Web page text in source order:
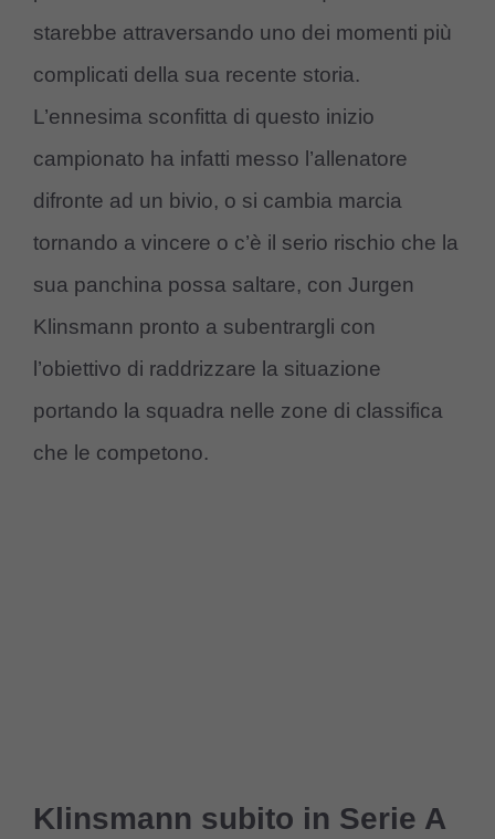
starebbe attraversando uno dei momenti più
complicati della sua recente storia.
L’ennesima sconfitta di questo inizio
campionato ha infatti messo l’allenatore
difronte ad un bivio, o si cambia marcia
tornando a vincere o c’è il serio rischio che la
sua panchina possa saltare, con Jurgen
Klinsmann pronto a subentrargli con
l’obiettivo di raddrizzare la situazione
portando la squadra nelle zone di classifica
che le competono.
Klinsmann subito in Serie A